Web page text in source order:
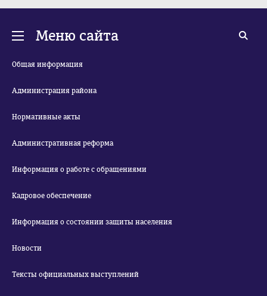
Меню сайта
Общая информация
Администрация района
Нормативные акты
Административная реформа
Информация о работе с обращениями
Кадровое обеспечение
Информация о состоянии защиты населения
Новости
Тексты официальных выступлений